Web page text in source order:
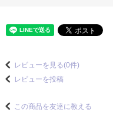
レビューを見る(0件)
レビューを投稿
この商品を友達に教える